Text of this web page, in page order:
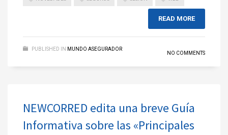
READ MORE
PUBLISHED IN MUNDO ASEGURADOR
NO COMMENTS
NEWCORRED edita una breve Guía
Informativa sobre las «Principales